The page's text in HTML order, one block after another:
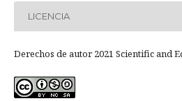
LICENCIA
Derechos de autor 2021 Scientific and